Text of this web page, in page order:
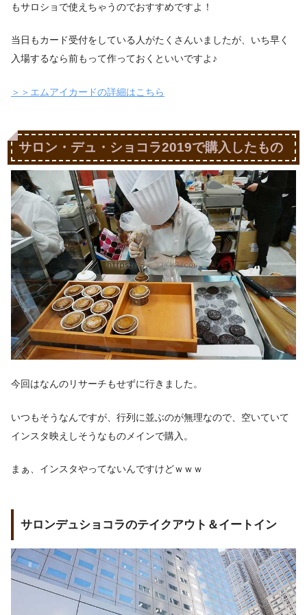
もサロショで使えちゃうのでおすすめですよ！
当日もカード受付をしている人がたくさんいましたが、いち早く
入場するなら前もって作っておくといいですよ♪
＞＞エムアイカードの詳細はこちら
サロン・デュ・ショコラ2019で購入したもの
今回はなんのリサーチもせずに行きました。
いつもそうなんですが、行列に並ぶのが無理なので、空いていて
インスタ映えしそうなものメインで購入。
まぁ、インスタやってないんですけどｗｗｗ
サロンデュショコラのテイクアウト＆イートイン